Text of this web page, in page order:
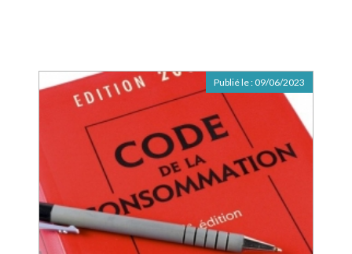
Publié le : 09/06/2023